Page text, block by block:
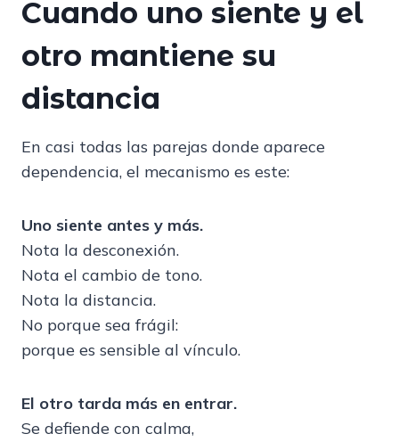
Cuando uno siente y el
otro mantiene su
distancia
En casi todas las parejas donde aparece
dependencia, el mecanismo es este:
Uno siente antes y más.
Nota la desconexión.
Nota el cambio de tono.
Nota la distancia.
No porque sea frágil:
porque es sensible al vínculo.
El otro tarda más en entrar.
Se defiende con calma,